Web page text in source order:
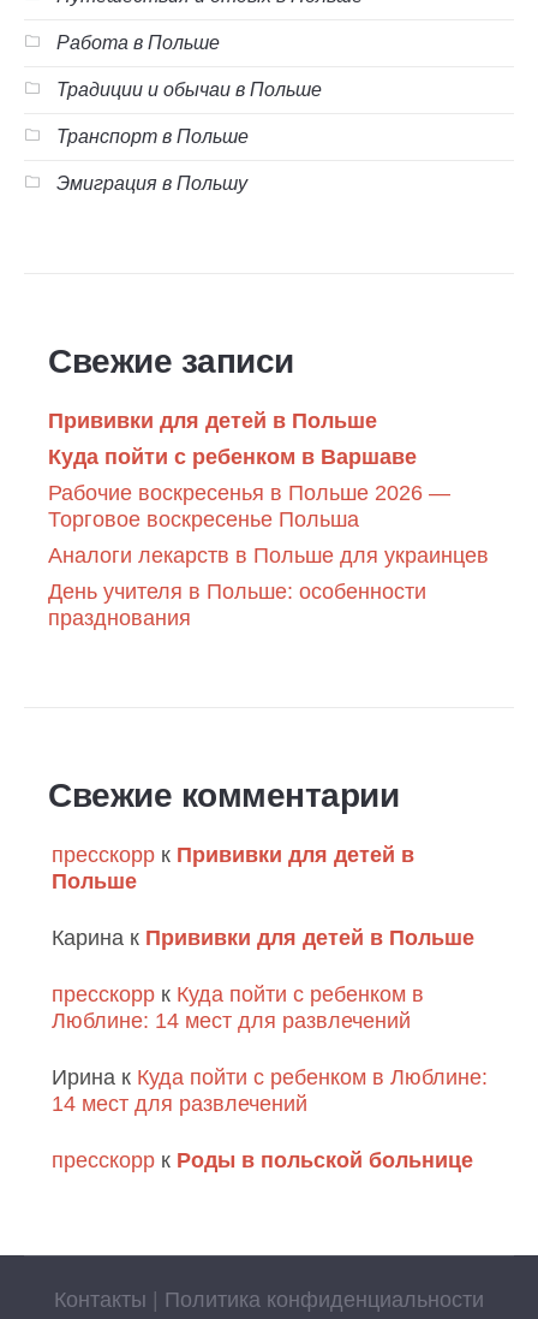
Работа в Польше
Традиции и обычаи в Польше
Транспорт в Польше
Эмиграция в Польшу
Свежие записи
Прививки для детей в Польше
Куда пойти с ребенком в Варшаве
Рабочие воскресенья в Польше 2026 —
Торговое воскресенье Польша
Аналоги лекарств в Польше для украинцев
День учителя в Польше: особенности
празднования
Свежие комментарии
пресскорр к Прививки для детей в
Польше
Карина к Прививки для детей в Польше
пресскорр к Куда пойти с ребенком в
Люблине: 14 мест для развлечений
Ирина к Куда пойти с ребенком в Люблине:
14 мест для развлечений
пресскорр к Роды в польской больнице
Контакты | Политика конфиденциальности